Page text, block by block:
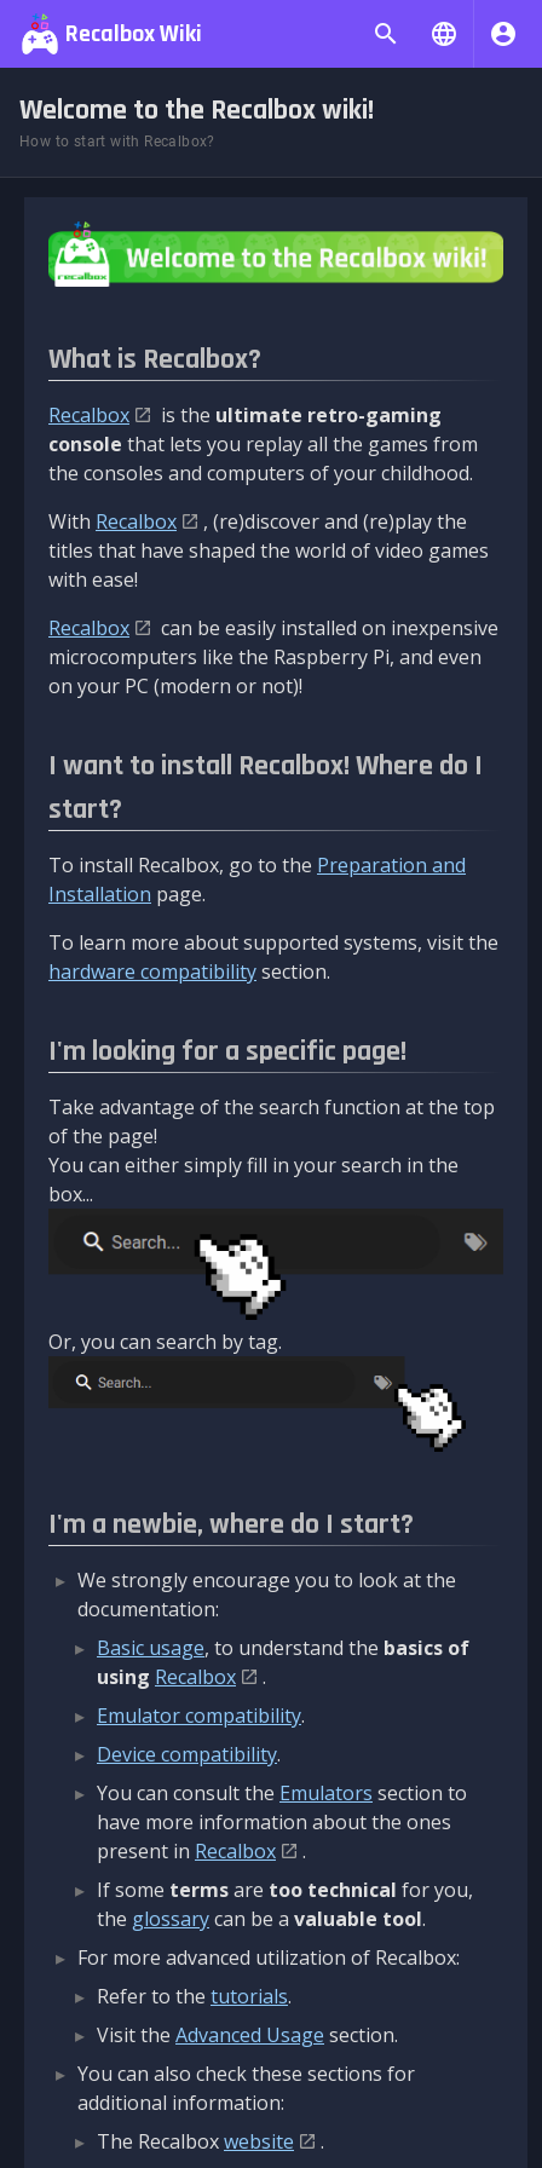
Recalbox Wiki
Welcome to the Recalbox wiki!
How to start with Recalbox?
What is Recalbox?
Recalbox is the ultimate retro-gaming
console that lets you replay all the games from
the consoles and computers of your childhood.
With Recalbox
, (re)discover and (re)play the
titles that have shaped the world of video games
with ease!
Recalbox
can be easily installed on inexpensive
microcomputers like the Raspberry Pi, and even
on your PC (modern or not)!
I want to install Recalbox! Where do I
start?
To install Recalbox, go to the Preparation and
Installation page.
To learn more about supported systems, visit the
hardware compatibilitysection.
I'm looking for a specific page!
Take advantage of the search function at the top
of the page!
You can either simply fill in your search in the
box...
Or, you can search by tag.
I'm a newbie, where do I start?
We strongly encourage you to look at the
documentation:
Basic usage, to understand the basics of
using Recalbox
.
Emulator compatibility.
Device compatibility.
You can consult the Emulators section to
have more information about the ones
present in Recalbox
.
If some termsare too technical for you,
the glossarycan be a valuable tool.
For more advanced utilization of Recalbox:
Refer to the tutorials.
Visit the Advanced Usage section.
You can also check these sections for
additional information:
The Recalboxwebsite
.